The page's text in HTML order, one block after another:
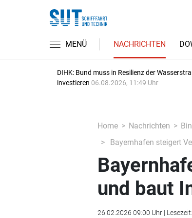
MENÜ NACHRICHTEN
DIHK: Bund muss in Resilienz der
investieren 06.08.2026, 11:49 Uhr
Home Nachrichten
Bayernhafen steigert
und baut
26.02.2026 09:00 Uhr |